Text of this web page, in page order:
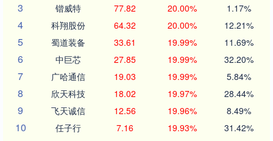
3 锴威特 77.82 20.00% 1.17%
4 科翔股份 64.32 20.00% 12.21%
5 蜀道装备 33.61 19.99% 11.69%
6 中巨芯 27.85 19.99% 32.20%
7 广哈通信 19.03 19.99% 5.84%
8 欣天科技 18.02 19.97% 28.44%
9 飞天诚信 12.56 19.96% 8.49%
10 任子行 7.16 19.93% 31.42%